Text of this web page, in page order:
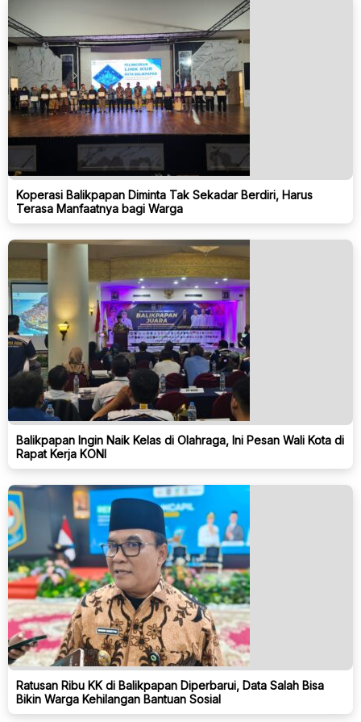
Koperasi Balikpapan Diminta Tak Sekadar Berdiri, Harus
Terasa Manfaatnya bagi Warga
Balikpapan Ingin Naik Kelas di Olahraga, Ini Pesan Wali Kota di
Rapat Kerja KONI
Ratusan Ribu KK di Balikpapan Diperbarui, Data Salah Bisa
Bikin Warga Kehilangan Bantuan Sosial